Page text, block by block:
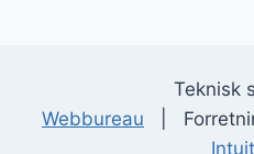
Teknisk
Webbureau |